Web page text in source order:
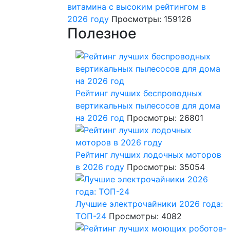
витамина с высоким рейтингом в
2026 году Просмотры: 159126
Полезное
Рейтинг лучших беспроводных
вертикальных пылесосов для дома
на 2026 год Просмотры: 26801
Рейтинг лучших лодочных моторов
в 2026 году Просмотры: 35054
Лучшие электрочайники 2026 года:
ТОП-24 Просмотры: 4082